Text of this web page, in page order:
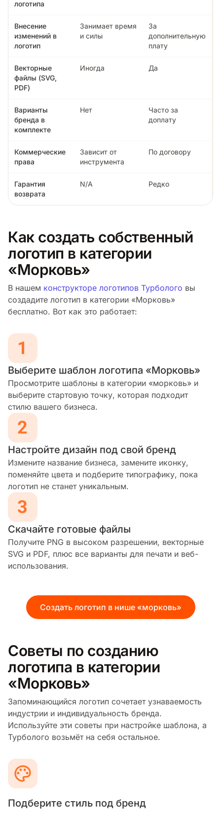
логотипа
Внесение
изменений в
логотип
Занимает время
и силы
За
дополнительную
плату
Векторные
файлы (SVG,
PDF)
Иногда Да
Варианты
бренда в
комплекте
Нет
Часто за
доплату
Коммерческие
права
Зависит от
инструмента
По договору
Гарантия
возврата
N/A Редко
Как создать собственный
логотип в категории
«Морковь»
В нашем конструкторе логотипов Турболого вы
создадите логотип в категории «Морковь»
бесплатно. Вот как это работает:
Выберите шаблон логотипа «Морковь»
Просмотрите шаблоны в категории «морковь» и
выберите стартовую точку, которая подходит
стилю вашего бизнеса.
Настройте дизайн под свой бренд
Измените название бизнеса, замените иконку,
поменяйте цвета и подберите типографику, пока
логотип не станет уникальным.
Скачайте готовые файлы
Получите PNG в высоком разрешении, векторные
SVG и PDF, плюс все варианты для печати и веб-
использования.
Создать логотип в нише «морковь»
Советы по созданию
логотипа в категории
«Морковь»
Запоминающийся логотип сочетает узнаваемость
индустрии и индивидуальность бренда.
Используйте эти советы при настройке шаблона, а
Турболого возьмёт на себя остальное.
Подберите стиль под бренд